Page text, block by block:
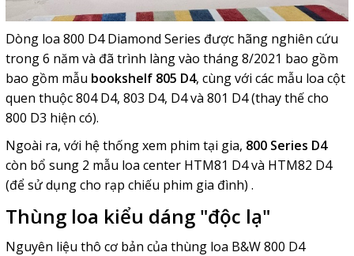
Dòng loa 800 D4 Diamond Series được hãng nghiên cứu
trong 6 năm và đã trình làng vào tháng 8/2021 bao gồm
bao gồm mẫu bookshelf805 D4, cùng với các mẫu loa cột
quen thuộc 804 D4, 803 D4, D4 và 801 D4 (thay thế cho
800 D3 hiện có).
Ngoài ra, với hệ thống xem phim tại gia, 800 Series D4
còn bổ sung 2 mẫu loa center HTM81 D4 và HTM82 D4
(để sử dụng cho rạp chiếu phim gia đình) .
Thùng loa kiểu dáng "độc lạ"
Nguyên liệu thô cơ bản của thùng loa B&W 800 D4